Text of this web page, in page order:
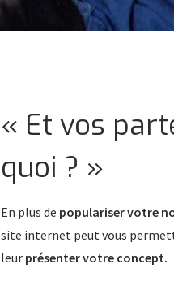
« Et vos
quoi ? »
En plus de populariser votre
site internet peut vous
leurprésenter votre concept.